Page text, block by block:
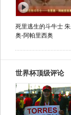
死里逃生的斗牛士
奥-阿帕里西奥
世界杯顶级评论